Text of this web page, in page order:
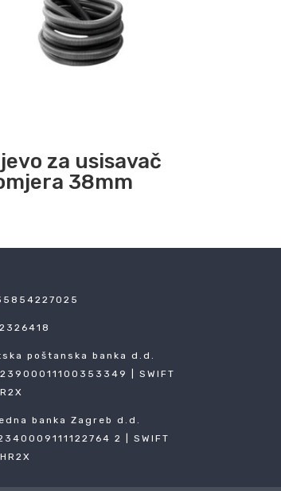
za usisavač
38mm
poštanska banka d.d.
| SWIFT
banka Zagreb d.d.
2 | SWIFT